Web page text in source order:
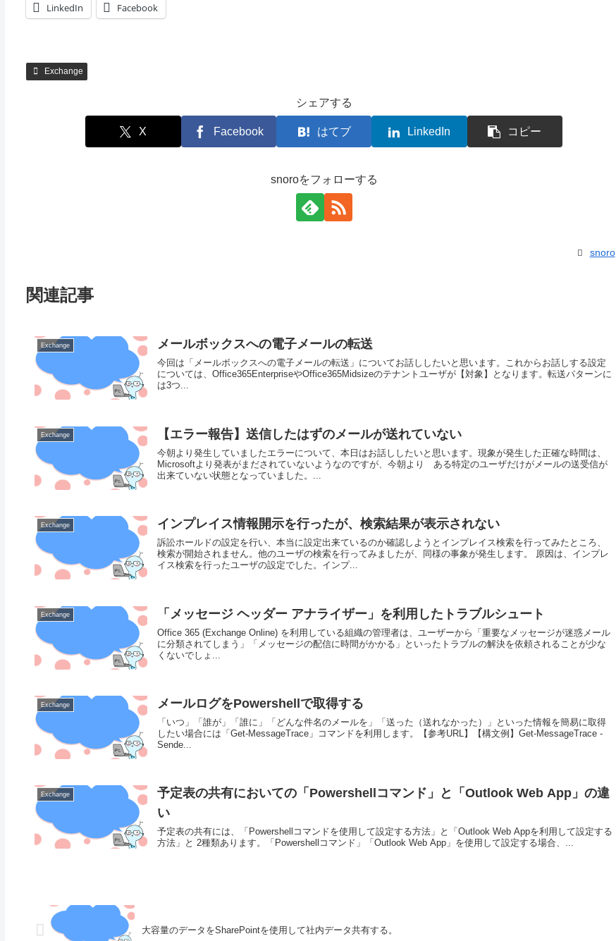
LinkedIn Facebook
Exchange
シェアする
X Facebook はてブ LinkedIn コピー
snoroをフォローする
snoro
関連記事
Exchange メールボックスへの電子メールの転送
今回は「メールボックスへの電子メールの転送」についてお話ししたいと思います。これからお話しする設定
については、Office365EnterpriseやOffice365Midsizeのテナントユーザが【対象】となります。転送パターンに
は3つ...
Exchange 【エラー報告】送信したはずのメールが送れていない
今朝より発生していましたエラーについて、本日はお話ししたいと思います。現象が発生した正確な時間は、
Microsoftより発表がまだされていないようなのですが、今朝より ある特定のユーザだけがメールの送受信が
出来ていない状態となっていました。...
Exchange インプレイス情報開示を行ったが、検索結果が表示されない
訴訟ホールドの設定を行い、本当に設定出来ているのか確認しようとインプレイス検索を行ってみたところ、
検索が開始されません。他のユーザの検索を行ってみましたが、同様の事象が発生します。 原因は、インプレ
イス検索を行ったユーザの設定でした。インプ...
Exchange 「メッセージ ヘッダー アナライザー」を利用したトラブルシュート
Office 365 (Exchange Online) を利用している組織の管理者は、ユーザーから「重要なメッセージが迷惑メール
に分類されてしまう」「メッセージの配信に時間がかかる」といったトラブルの解決を依頼されることが少な
くないでしょ...
Exchange メールログをPowershellで取得する
「いつ」「誰が」「誰に」「どんな件名のメールを」「送った（送れなかった）」といった情報を簡易に取得
したい場合には「Get-MessageTrace」コマンドを利用します。【参考URL】【構文例】Get-MessageTrace -
Sende...
Exchange
予定表の共有においての「Powershellコマンド」と「Outlook Web App」の違
い
予定表の共有には、「Powershellコマンドを使用して設定する方法」と「Outlook Web Appを利用して設定する
方法」と 2種類あります。「Powershellコマンド」「Outlook Web App」を使用して設定する場合、...
大容量のデータをSharePointを使用して社内データ共有する。